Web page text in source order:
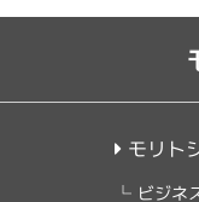
モリト
ビジネ